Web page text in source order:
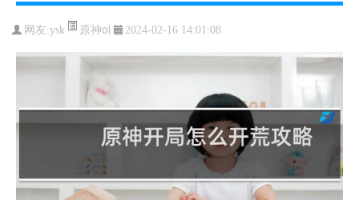
网友:ysk 原神ol 2024-02-16 14:01:08